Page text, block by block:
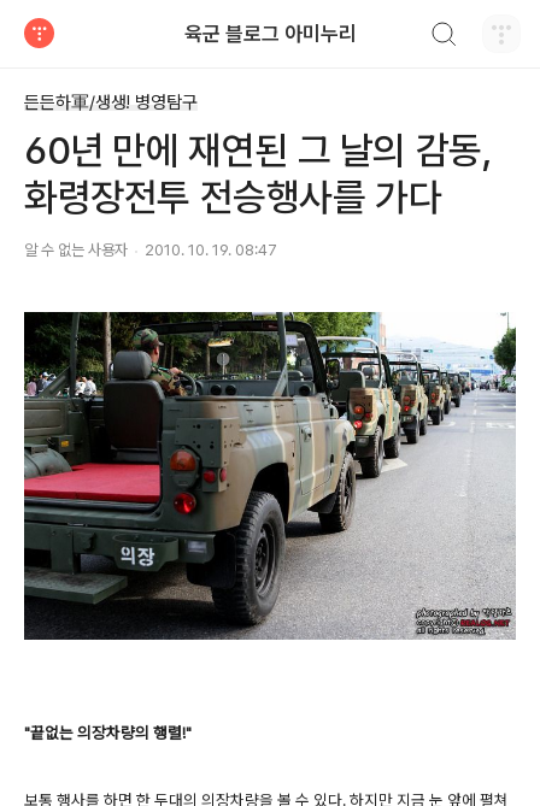
육군 블로그 아미누리
든든하軍/생생! 병영탐구
60년 만에 재연된 그 날의 감동,
화령장전투 전승행사를 가다
알 수 없는 사용자 2010. 10. 19. 08:47
"끝없는 의장차량의 행렬!"
보통 행사를 하면 한 두대의 의장차량을 볼 수 있다. 하지만 지금 눈 앞에 펼쳐